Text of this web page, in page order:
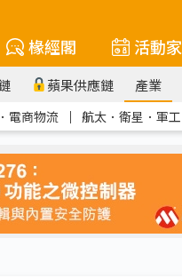
椽經閣 活動家
蘋果供應鏈 產業
電商物流 ｜ 航太．衛星．軍工